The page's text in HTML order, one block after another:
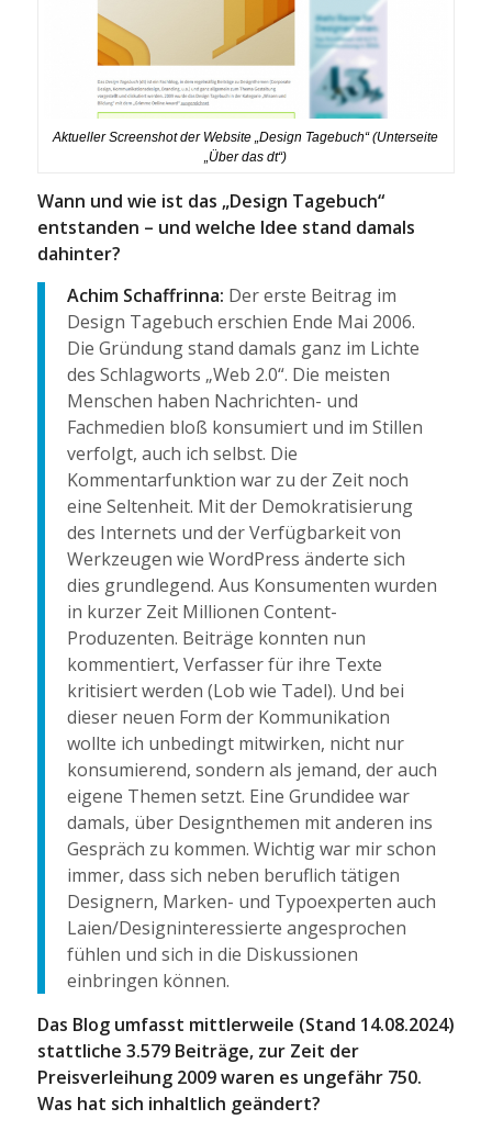
Aktueller Screenshot der Website „Design Tagebuch“ (Unterseite
„Über das dt“)
Wann und wie ist das „Design Tagebuch“
entstanden – und welche Idee stand damals
dahinter?
Achim Schaffrinna: Der erste Beitrag im
Design Tagebuch erschien Ende Mai 2006.
Die Gründung stand damals ganz im Lichte
des Schlagworts „Web 2.0“. Die meisten
Menschen haben Nachrichten- und
Fachmedien bloß konsumiert und im Stillen
verfolgt, auch ich selbst. Die
Kommentarfunktion war zu der Zeit noch
eine Seltenheit. Mit der Demokratisierung
des Internets und der Verfügbarkeit von
Werkzeugen wie WordPress änderte sich
dies grundlegend. Aus Konsumenten wurden
in kurzer Zeit Millionen Content-
Produzenten. Beiträge konnten nun
kommentiert, Verfasser für ihre Texte
kritisiert werden (Lob wie Tadel). Und bei
dieser neuen Form der Kommunikation
wollte ich unbedingt mitwirken, nicht nur
konsumierend, sondern als jemand, der auch
eigene Themen setzt. Eine Grundidee war
damals, über Designthemen mit anderen ins
Gespräch zu kommen. Wichtig war mir schon
immer, dass sich neben beruflich tätigen
Designern, Marken- und Typoexperten auch
Laien/Designinteressierte angesprochen
fühlen und sich in die Diskussionen
einbringen können.
Das Blog umfasst mittlerweile (Stand 14.08.2024)
stattliche 3.579 Beiträge, zur Zeit der
Preisverleihung 2009 waren es ungefähr 750.
Was hat sich inhaltlich geändert?